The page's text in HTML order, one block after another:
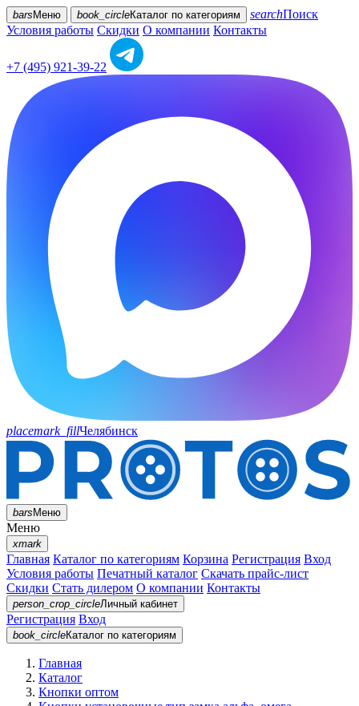
bars Меню book_circleКаталог по категориям searchПоиск
Условия работы Скидки О компании Контакты
+7 (495) 921-39-22
placemark_fillЧелябинск
barsМеню
Меню
xmark
Главная Каталог по категориям Корзина Регистрация Вход
Условия работы Печатный каталог Скачать прайс-лист
Скидки Стать дилером О компании Контакты
person_crop_circleЛичный кабинет
Регистрация Вход
book_circleКаталог по категориям
Главная
Каталог
Кнопки оптом